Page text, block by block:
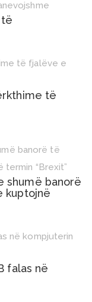
të
shumë banorë
kuptojnë
falas në